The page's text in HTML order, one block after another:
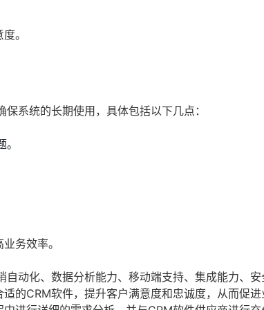
。
系统的长期使用，具体包括以下几点：
务效率。
动化、数据分析能力、移动端支持、集成能力、
的CRM软件，提升客户满意度和忠诚度，从而促进